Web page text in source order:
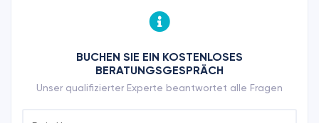
BUCHEN SIE EIN KOSTENLOSES
BERATUNGSGESPRÄCH
Unser qualifizierter Experte beantwortet alle Fragen